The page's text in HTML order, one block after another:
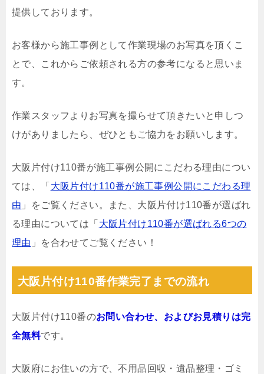
提供しております。
お客様から施工事例として作業現場のお写真を頂くこ
とで、これからご依頼される方の参考になると思いま
す。
作業スタッフよりお写真を撮らせて頂きたいと申しつ
けがありましたら、ぜひともご協力をお願いします。
大阪片付け110番が施工事例公開にこだわる理由につい
ては、「 大阪片付け110番が施工事例公開にこだわる理
由 」をご覧ください。また、大阪片付け110番が選ばれ
る理由については「 大阪片付け110番が選ばれる6つの
理由 」を合わせてご覧ください！
大阪片付け110番作業完了までの流れ
大阪片付け110番のお問い合わせ、およびお見積りは完
全無料です。
大阪府にお住いの方で、不用品回収・遺品整理・ゴミ